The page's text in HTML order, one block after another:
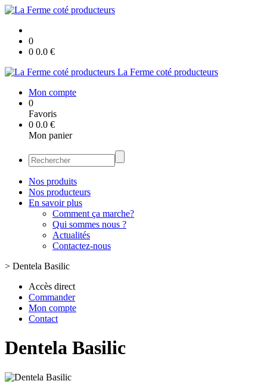
0
0 0.0 €
La Ferme coté producteurs
Mon compte
0
Favoris
0 0.0 €
Mon panier
Nos produits
Nos producteurs
En savoir plus
Comment ça marche?
Qui sommes nous ?
Actualités
Contactez-nous
> Dentela Basilic
Accès direct
Commander
Mon compte
Contact
Dentela Basilic